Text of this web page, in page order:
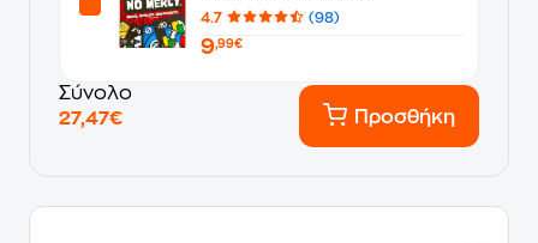
4.7 (98)
9,99€
Σύνολο
27,47€
Προσθήκη